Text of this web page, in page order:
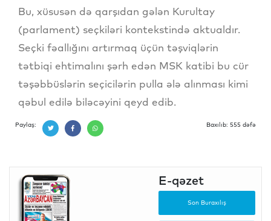
Bu, xüsusən də qarşıdan gələn Kurultay
(parlament) seçkiləri kontekstində aktualdır.
Seçki fəallığını artırmaq üçün təşviqlərin
tətbiqi ehtimalını şərh edən MSK katibi bu cür
təşəbbüslərin seçicilərin pulla ələ alınması kimi
qəbul edilə biləcəyini qeyd edib.
Paylaş: Baxılıb: 555 dəfə
E-qəzet
Son Buraxılış